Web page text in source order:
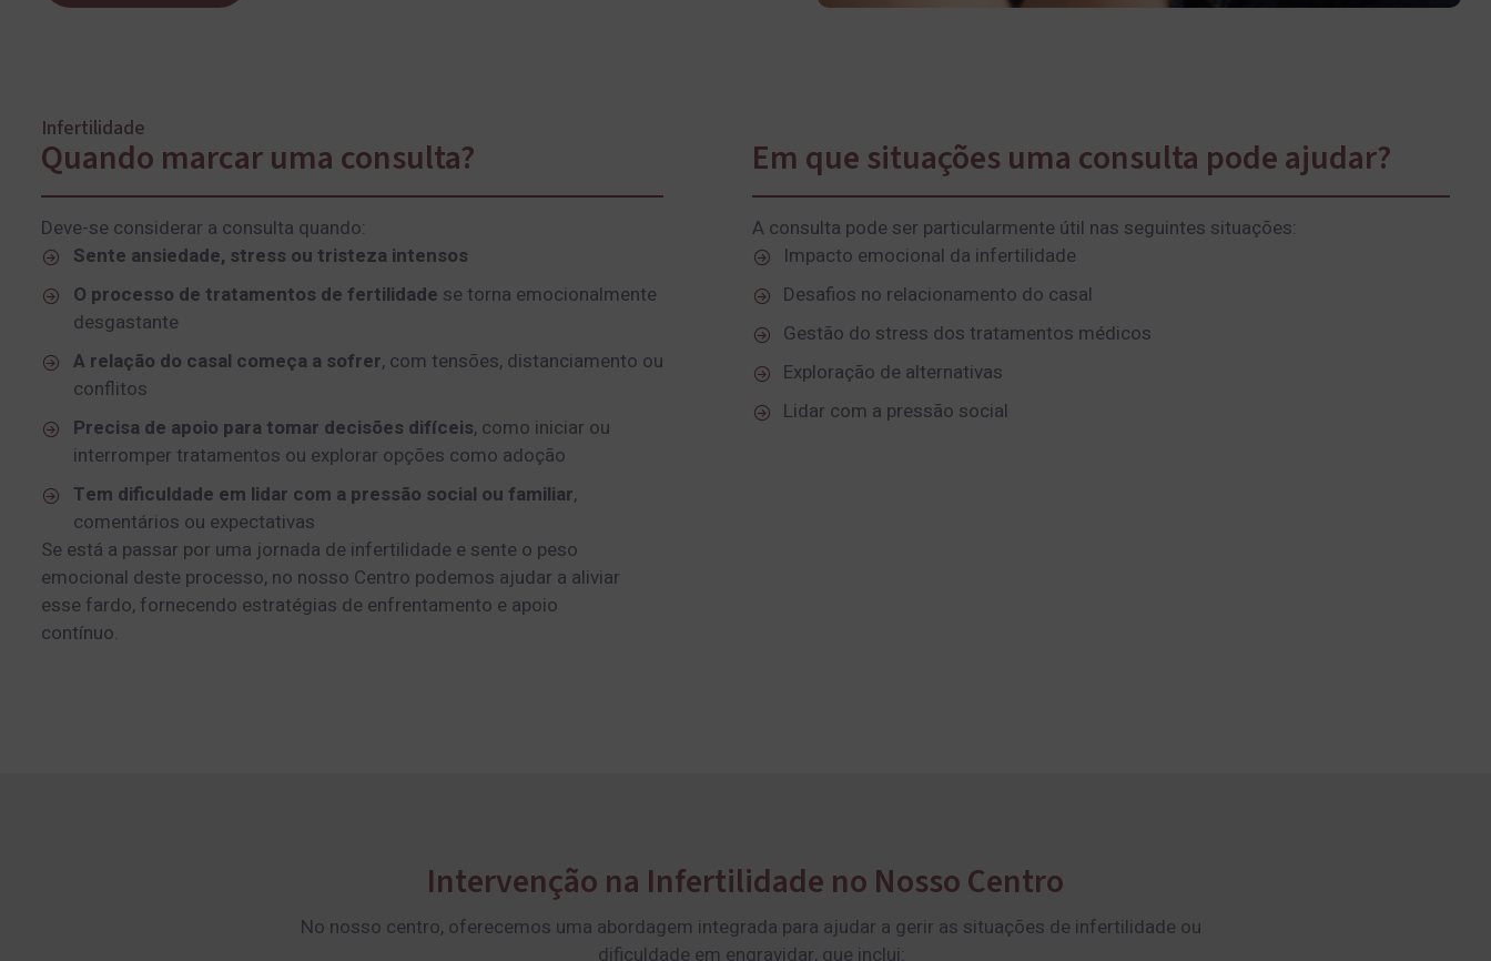
Infertilidade
Quando marcar uma consulta?
Deve-se considerar a consulta quando:
Sente ansiedade, stress ou tristeza intensos
O processo de tratamentos de fertilidade se torna emocionalmente
desgastante
A relação do casal começa a sofrer, com tensões, distanciamento ou
conflitos
Precisa de apoio para tomar decisões difíceis, como iniciar ou
interromper tratamentos ou explorar opções como adoção
Tem dificuldade em lidar com a pressão social ou familiar,
comentários ou expectativas
Se está a passar por uma jornada de infertilidade e sente o peso
emocional deste processo, no nosso Centro podemos ajudar a aliviar
esse fardo, fornecendo estratégias de enfrentamento e apoio
contínuo.
Em que situações uma consulta pode ajudar?
A consulta pode ser particularmente útil nas seguintes situações:
Impacto emocional da infertilidade
Desafios no relacionamento do casal
Gestão do stress dos tratamentos médicos
Exploração de alternativas
Lidar com a pressão social
Intervenção na Infertilidade no Nosso Centro
No nosso centro, oferecemos uma abordagem integrada para ajudar a gerir as situações de infertilidade ou
dificuldade em engravidar, que inclui: